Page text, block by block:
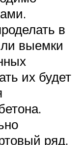
в
выемки
их будет
ряд,